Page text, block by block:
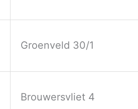
Groenveld 30/1
Brouwersvliet 4